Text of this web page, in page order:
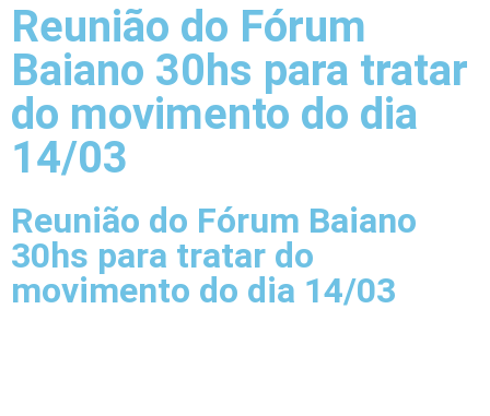
Reunião do Fórum
Baiano 30hs para tratar
do movimento do dia
14/03
Reunião do Fórum Baiano
30hs para tratar do
movimento do dia 14/03